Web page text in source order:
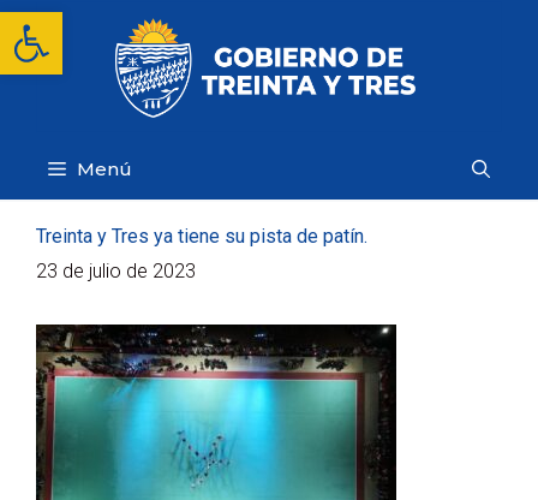
Abrir barra de herramientas
Saltar
contenido
Menú
Treinta y Tres ya tiene su pista de patín.
23 de julio de 2023